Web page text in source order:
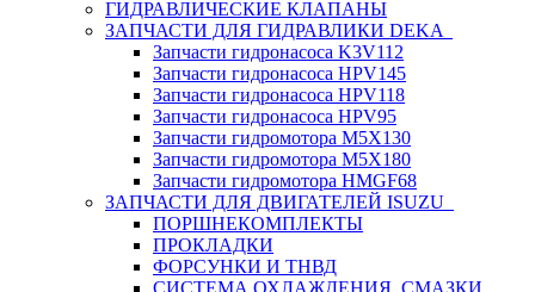
ГИДРАВЛИЧЕСКИЕ КЛАПАНЫ
ЗАПЧАСТИ ДЛЯ ГИДРАВЛИКИ DEKA
Запчасти гидронасоса K3V112
Запчасти гидронасоса HPV145
Запчасти гидронасоса HPV118
Запчасти гидронасоса HPV95
Запчасти гидромотора M5X130
Запчасти гидромотора M5X180
Запчасти гидромотора HMGF68
ЗАПЧАСТИ ДЛЯ ДВИГАТЕЛЕЙ ISUZU
ПОРШНЕКОМПЛЕКТЫ
ПРОКЛАДКИ
ФОРСУНКИ И ТНВД
СИСТЕМА ОХЛАЖДЕНИЯ, СМАЗКИ